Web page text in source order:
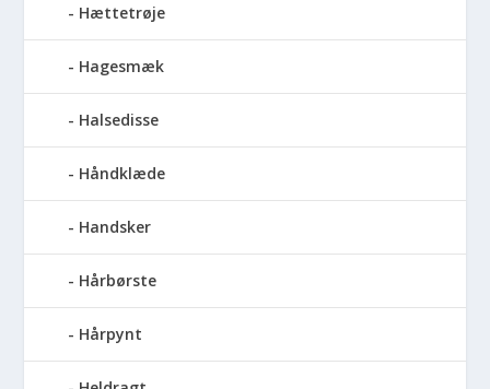
Hættetrøje
Hagesmæk
Halsedisse
Håndklæde
Handsker
Hårbørste
Hårpynt